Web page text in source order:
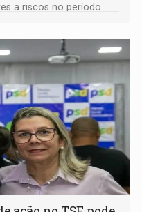
a riscos no período